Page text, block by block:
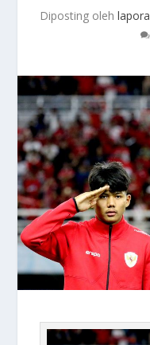
Diposting oleh